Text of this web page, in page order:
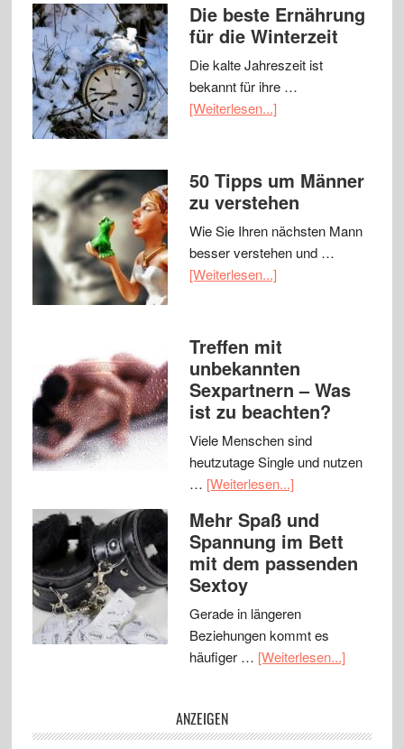
Die beste Ernährung
für die Winterzeit
Die kalte Jahreszeit ist
bekannt für ihre …
[Weiterlesen...]
50 Tipps um Männer
zu verstehen
Wie Sie Ihren nächsten Mann
besser verstehen und …
[Weiterlesen...]
Treffen mit
unbekannten
Sexpartnern – Was
ist zu beachten?
Viele Menschen sind
heutzutage Single und nutzen
… [Weiterlesen...]
Mehr Spaß und
Spannung im Bett
mit dem passenden
Sextoy
Gerade in längeren
Beziehungen kommt es
häufiger … [Weiterlesen...]
ANZEIGEN